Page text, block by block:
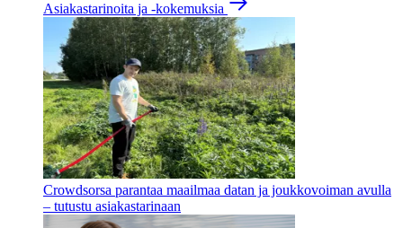
Asiakastarinoita ja -kokemuksia
Crowdsorsa parantaa maailmaa datan ja joukkovoiman avulla
– tutustu asiakastarinaan